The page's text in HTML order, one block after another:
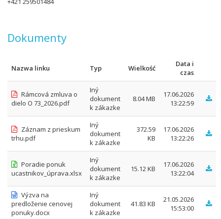
Dokumenty
Nazwa linku Typ Wielkość
Data i
czas
Rámcová zmluva o
dielo O 73_2026.pdf
Iný
dokument
k zákazke
8.04 MB
17.06.2026
13:22:59
Záznam z prieskum
trhu.pdf
Iný
dokument
k zákazke
372.59
KB
17.06.2026
13:22:26
Poradie ponuk
ucastnikov_úprava.xlsx
Iný
dokument
k zákazke
15.12 KB
17.06.2026
13:22:04
Výzva na
predloženie cenovej
ponuky.docx
Iný
dokument
k zákazke
41.83 KB
21.05.2026
15:53:00